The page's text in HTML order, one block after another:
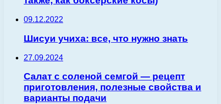
09.12.2022
Шисуи учиха: все, что нужно знать
27.09.2024
Салат с соленой семгой — рецепт
приготовления, полезные свойства и
варианты подачи